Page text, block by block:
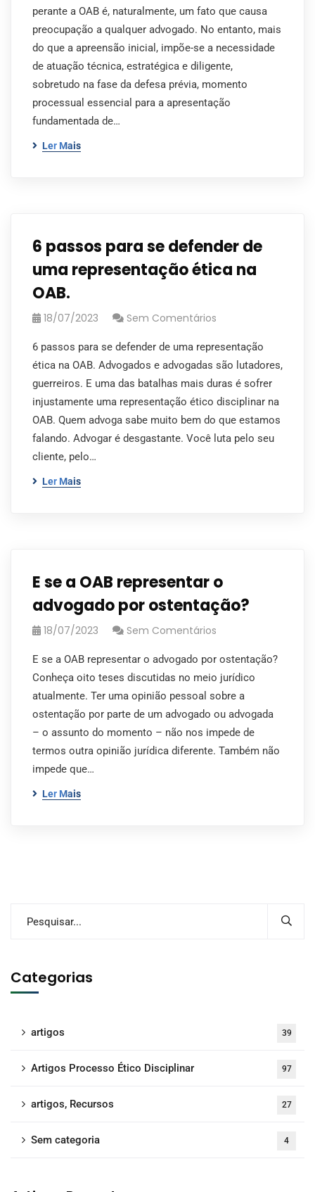
perante a OAB é, naturalmente, um fato que causa
preocupação a qualquer advogado. No entanto, mais
do que a apreensão inicial, impõe-se a necessidade
de atuação técnica, estratégica e diligente,
sobretudo na fase da defesa prévia, momento
processual essencial para a apresentação
fundamentada de…
Ler Mais
6 passos para se defender de
uma representação ética na
OAB.
18/07/2023 Sem Comentários
6 passos para se defender de uma representação
ética na OAB. Advogados e advogadas são lutadores,
guerreiros. E uma das batalhas mais duras é sofrer
injustamente uma representação ético disciplinar na
OAB. Quem advoga sabe muito bem do que estamos
falando. Advogar é desgastante. Você luta pelo seu
cliente, pelo…
Ler Mais
E se a OAB representar o
advogado por ostentação?
18/07/2023 Sem Comentários
E se a OAB representar o advogado por ostentação?
Conheça oito teses discutidas no meio jurídico
atualmente. Ter uma opinião pessoal sobre a
ostentação por parte de um advogado ou advogada
– o assunto do momento – não nos impede de
termos outra opinião jurídica diferente. Também não
impede que…
Ler Mais
Categorias
artigos 39
Artigos Processo Ético Disciplinar 97
artigos, Recursos 27
Sem categoria 4